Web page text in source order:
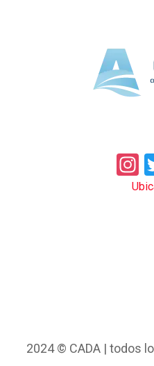
2024 © CADA | todos